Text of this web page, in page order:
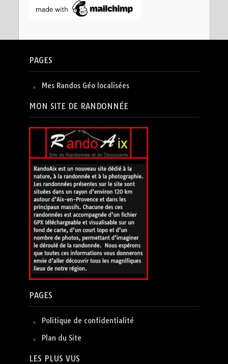
PAGES
Mes Randos Géo localisées
MON SITE DE RANDONNÉE
PAGES
Politique de confidentialité
Plan du Site
LES PLUS VUS